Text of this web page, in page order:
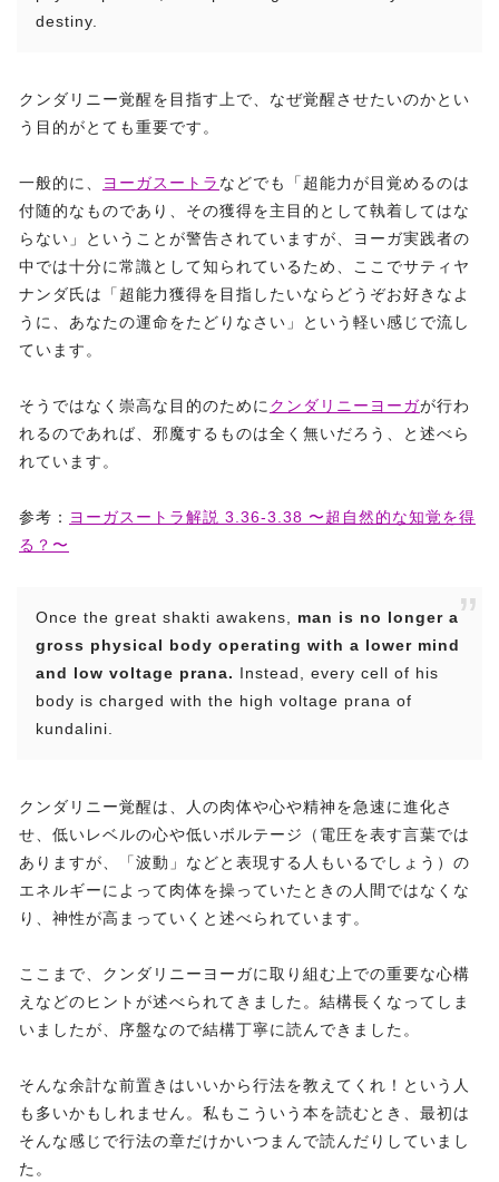
destiny.
クンダリニー覚醒を目指す上で、なぜ覚醒させたいのかとい
う目的がとても重要です。
一般的に、 ヨーガスートラ などでも「超能力が目覚めるのは
付随的なものであり、その獲得を主目的として執着してはな
らない」ということが警告されていますが、ヨーガ実践者の
中では十分に常識として知られているため、ここでサティヤ
ナンダ氏は「超能力獲得を目指したいならどうぞお好きなよ
うに、あなたの運命をたどりなさい」という軽い感じで流し
ています。
そうではなく崇高な目的のために クンダリニーヨーガが行わ
れるのであれば、邪魔するものは全く無いだろう、と述べら
れています。
参考： ヨーガスートラ解説 3.36-3.38 〜超自然的な知覚を得
る？〜
Once the great shakti awakens,
man is no longer a
gross physical body operating with a lower mind
and low voltage prana. Instead, every cell of his
body is charged with the high voltage prana of
kundalini.
クンダリニー覚醒は、人の肉体や心や精神を急速に進化さ
せ、低いレベルの心や低いボルテージ（電圧を表す言葉では
ありますが、「波動」などと表現する人もいるでしょう）の
エネルギーによって肉体を操っていたときの人間ではなくな
り、神性が高まっていくと述べられています。
ここまで、クンダリニーヨーガに取り組む上での重要な心構
えなどのヒントが述べられてきました。結構長くなってしま
いましたが、序盤なので結構丁寧に読んできました。
そんな余計な前置きはいいから行法を教えてくれ！という人
も多いかもしれません。私もこういう本を読むとき、最初は
そんな感じで行法の章だけかいつまんで読んだりしていまし
た。